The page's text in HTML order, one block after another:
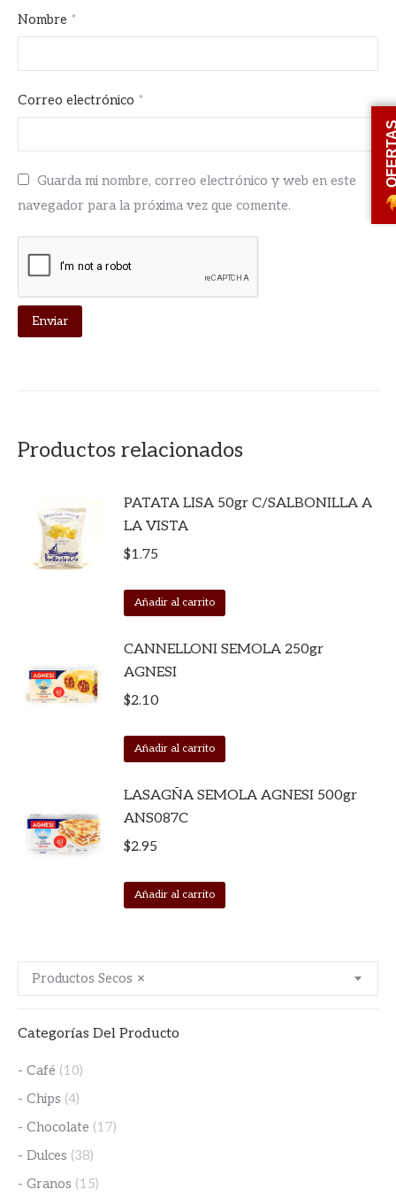
Nombre *
Correo electrónico *
Guarda mi nombre, correo electrónico y web en este
navegador para la próxima vez que comente.
Productos relacionados
PATATA LISA 50gr C/SALBONILLA A
LA VISTA
$1.75
Añadir al carrito
CANNELLONI SEMOLA 250gr
AGNESI
$2.10
Añadir al carrito
LASAGÑA SEMOLA AGNESI 500gr
ANS087C
$2.95
Añadir al carrito
×
Productos Secos
Categorías Del Producto
- Café (10)
- Chips (4)
- Chocolate (17)
- Dulces (38)
- Granos (15)